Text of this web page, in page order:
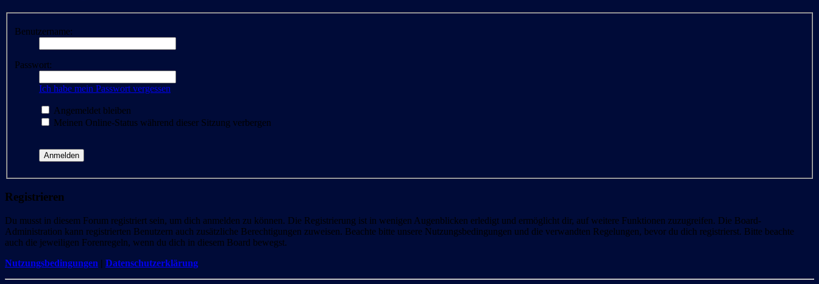
Benutzername:
Passwort:
Ich habe mein Passwort vergessen
Angemeldet bleiben
Meinen Online-Status während dieser Sitzung verbergen
Registrieren
Du musst in diesem Forum registriert sein, um dich anmelden zu können. Die Registrierung ist in wenigen Augenblicken erledigt und ermöglicht dir, auf weitere Funktionen zuzugreifen. Die Board-
Administration kann registrierten Benutzern auch zusätzliche Berechtigungen zuweisen. Beachte bitte unsere Nutzungsbedingungen und die verwandten Regelungen, bevor du dich registrierst. Bitte beachte
auch die jeweiligen Forenregeln, wenn du dich in diesem Board bewegst.
Nutzungsbedingungen | Datenschutzerklärung